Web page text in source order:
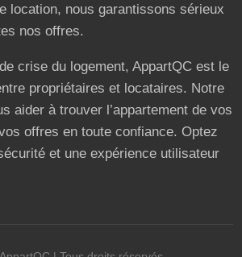
location, nous garantissons sérieux
nos offres.
crise du logement, AppartQC est le
propriétaires et locataires. Notre
aider à trouver l’appartement de vos
offres en toute confiance. Optez
et une expérience utilisateur